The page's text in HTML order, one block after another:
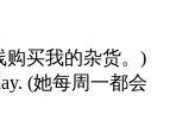
购买我的杂货。)
(她每周一都会